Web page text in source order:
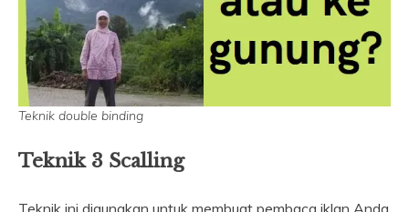
Teknik double binding
Teknik 3 Scalling
Teknik ini digunakan untuk membuat pembaca iklan Anda